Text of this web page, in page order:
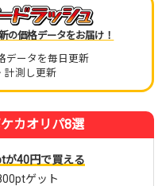
の価格データをお届け！
データを毎日更新
計測し更新
カオリパ8選
が40円で買える
ゲット